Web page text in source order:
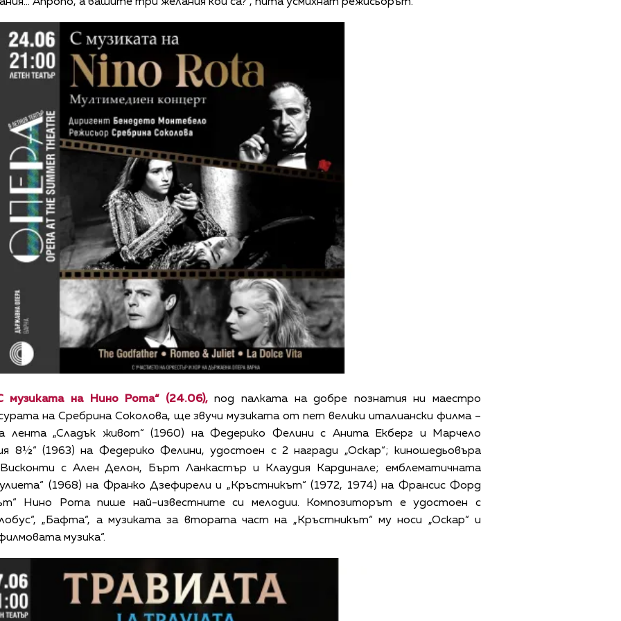
Апропо, а вашите три желания кои са?“, пита усмихнат режисьорът.
музиката на Нино Рота“ (24.06),под палката на добре познатия ни маестро
на Сребрина Соколова, ще звучи музиката от пет велики италиански филма –
лента „Сладък живот“ (1960) на Федерико Фелини с Анита Екберг и Марчело
8½“ (1963) на Федерико Фелини, удостоен с 2 награди „Оскар“; киношедьовъра
Висконти с Ален Делон, Бърт Ланкастър и Клаудия Кардинале; емблематичната
(1968) на Франко Дзефирели и „Кръстникът“ (1972, 1974) на Франсис Форд
Нино Рота пише най-известните си мелодии. Композиторът е удостоен с
„Бафта“, а музиката за втората част на „Кръстникът“ му носи „Оскар“ и
музика“.